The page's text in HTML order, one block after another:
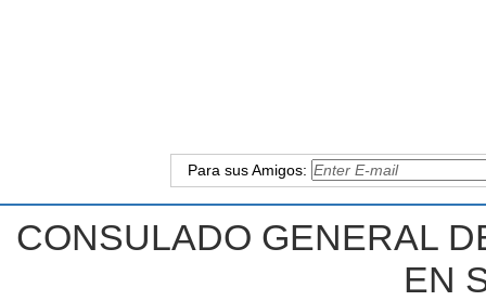
Para sus Amigos:
CONSULADO GENERAL
EN